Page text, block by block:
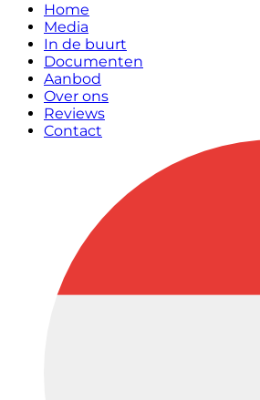
Home
Media
In de buurt
Documenten
Aanbod
Over ons
Reviews
Contact